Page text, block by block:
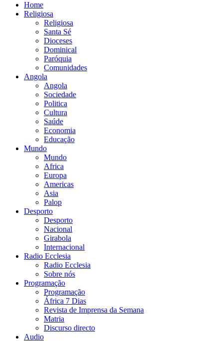
Home
Religiosa
Religiosa
Santa Sé
Dioceses
Dominical
Paróquia
Comunidades
Angola
Angola
Sociedade
Politica
Cultura
Saúde
Economia
Educação
Mundo
Mundo
Africa
Europa
Americas
Asia
Palop
Desporto
Desporto
Nacional
Girabola
Internacional
Radio Ecclesia
Radio Ecclesia
Sobre nós
Programação
Programação
África 7 Dias
Revista de Imprensa da Semana
Matria
Discurso directo
Audio